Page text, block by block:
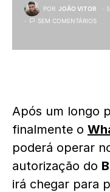
POR JOÃO VITOR
SEM COMENTÁRIOS
Após um longo
finalmente o
poderá operar
autorização do
irá chegar para